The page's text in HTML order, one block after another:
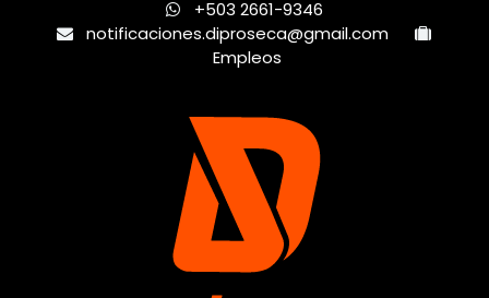
+503 2661-9346
notificaciones.diproseca@gmail.com
Empleos